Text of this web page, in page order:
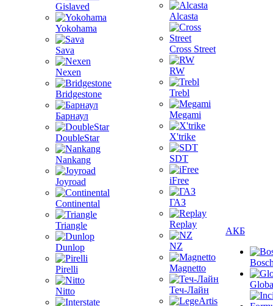
Gislaved
Yokohama
Sava
Nexen
Bridgestone
Барнаул
DoubleStar
Nankang
Joyroad
Continental
Triangle
Dunlop
Pirelli
Nitto
Alcasta
Cross Street
RW
Trebl
Megami
X'trike
SDT
iFree
ГАЗ
Replay
NZ
Magnetto
Теч-Лайн
АКБ